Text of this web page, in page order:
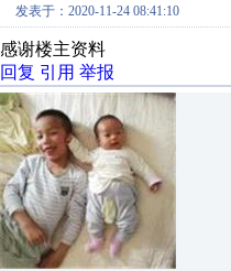
发表于：2020-11-24 08:41:10
感谢楼主资料
回复 引用 举报